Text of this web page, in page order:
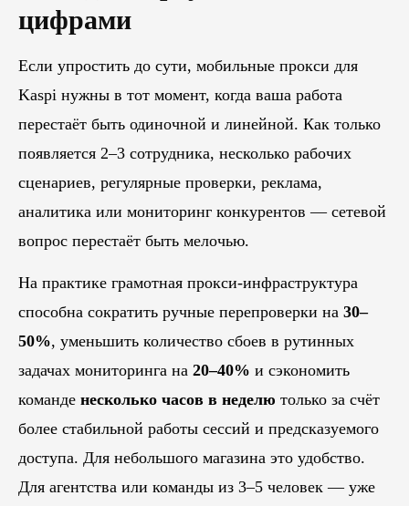
цифрами
Если упростить до сути, мобильные прокси для
Kaspi нужны в тот момент, когда ваша работа
перестаёт быть одиночной и линейной. Как только
появляется 2–3 сотрудника, несколько рабочих
сценариев, регулярные проверки, реклама,
аналитика или мониторинг конкурентов — сетевой
вопрос перестаёт быть мелочью.
На практике грамотная прокси-инфраструктура
способна сократить ручные перепроверки на 30–
50%, уменьшить количество сбоев в рутинных
задачах мониторинга на 20–40% и сэкономить
команде несколько часов в неделю только за счёт
более стабильной работы сессий и предсказуемого
доступа. Для небольшого магазина это удобство.
Для агентства или команды из 3–5 человек — уже